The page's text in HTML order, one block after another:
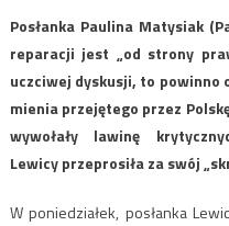
Posłanka Paulina Matysiak
reparacji jest „od strony
uczciwej dyskusji, to powinno
mienia przejętego przez
wywołały lawinę
Lewicy przeprosiła za swój
W poniedziałek, posłanka